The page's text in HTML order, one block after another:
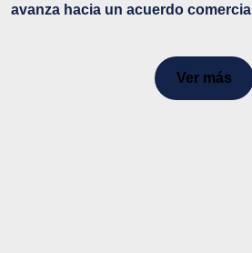
avanza hacia un acuerdo comercial
Ver más